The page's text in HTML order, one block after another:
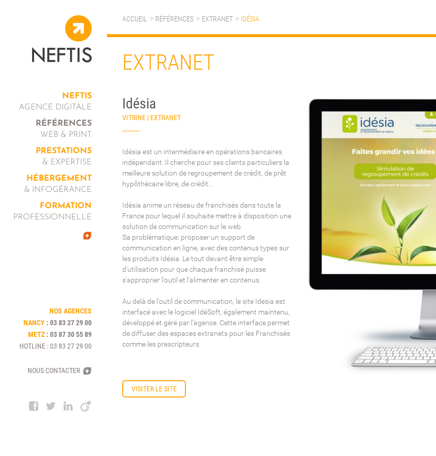
NEFTIS
AGENCE DIGITALE
RÉFÉRENCES
WEB & PRINT
PRESTATIONS
& EXPERTISE
HÉBERGEMENT
& INFOGÉRANCE
FORMATION
PROFESSIONNELLE
NOS AGENCES
NANCY : 03 83 27 29 00
METZ : 03 87 30 55 89
HOTLINE :03 83 27 29 00
NOUS CONTACTER
ACCUEIL RÉFÉRENCES EXTRANET IDÉSIA
EXTRANET
Idésia
VITRINE | EXTRANET
Idésia est un intermédiaire en opérations bancaires
indépendant. Il cherche pour ses clients particuliers la
meilleure solution de regroupement de crédit, de prêt
hypôthécaire libre, de crédit...
Idésia anime un réseau de franchisés dans toute la
France pour lequel il souhaite mettre à disposition une
solution de communication sur le web.
Sa problématique: proposer un support de
communication en ligne, avec des contenus types sur
les produits Idésia. Le tout devant être simple
d'utilisation pour que chaque franchisé puisse
s'approprier l'outil et l'alimenter en contenus.
Au delà de l'outil de communication, le site Idesia est
interfacé avec le logiciel IdéSoft, également maintenu,
développé et géré par l'agence. Cette interface permet
de diffuser des espaces extranets pour les Franchisés
comme les prescripteurs.
VISITER LE SITE